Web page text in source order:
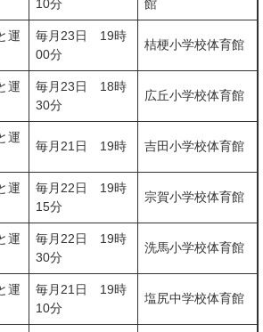
10分
館
運
毎月23日 19時
00分
桔梗小学校体育館
運
毎月23日 18時
30分
広丘小学校体育館
運
毎月21日 19時 吉田小学校体育館
運
毎月22日 19時
15分
宗賀小学校体育館
運
毎月22日 19時
30分
洗馬小学校体育館
運
毎月21日 19時
10分
塩尻中学校体育館